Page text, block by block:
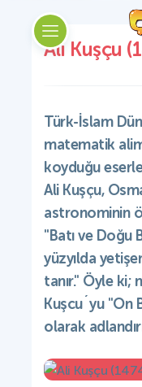
Ali Kuşçu
Türk-İslam
matematik
koyduğu
Ali Kuşçu,
astronominin
"Batı ve Doğu
yüzyılda
tanır." Öyle ki;
Kuşcu´yu "On
olarak